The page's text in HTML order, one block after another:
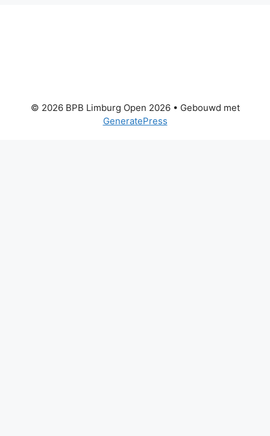
© 2026 BPB Limburg Open 2026• Gebouwd met
GeneratePress